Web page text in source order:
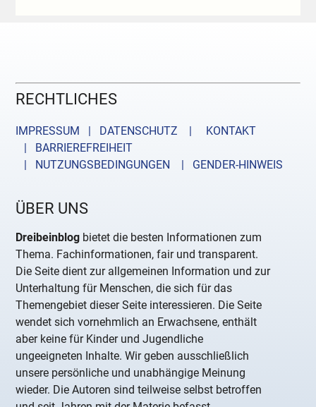
RECHTLICHES
IMPRESSUM | DATENSCHUTZ |
KONTAKT
| BARRIEREFREIHEIT
| NUTZUNGSBEDINGUNGEN
| GENDER-HINWEIS
ÜBER UNS
Dreibeinblog bietet die besten Informationen zum
Thema. Fachinformationen, fair und transparent.
Die Seite dient zur allgemeinen Information und zur
Unterhaltung für Menschen, die sich für das
Themengebiet dieser Seite interessieren. Die Seite
wendet sich vornehmlich an Erwachsene, enthält
aber keine für Kinder und Jugendliche
ungeeigneten Inhalte. Wir geben ausschließlich
unsere persönliche und unabhängige Meinung
wieder. Die Autoren sind teilweise selbst betroffen